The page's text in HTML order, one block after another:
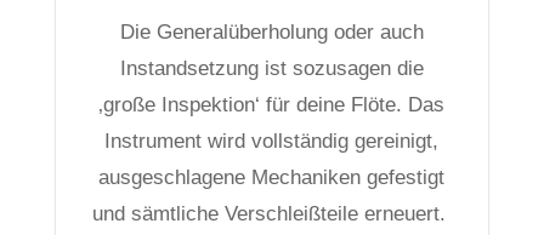
Die Generalüberholung oder auch
Instandsetzung ist sozusagen die
‚große Inspektion‘ für deine Flöte. Das
Instrument wird vollständig gereinigt,
ausgeschlagene Mechaniken gefestigt
und sämtliche Verschleißteile erneuert.